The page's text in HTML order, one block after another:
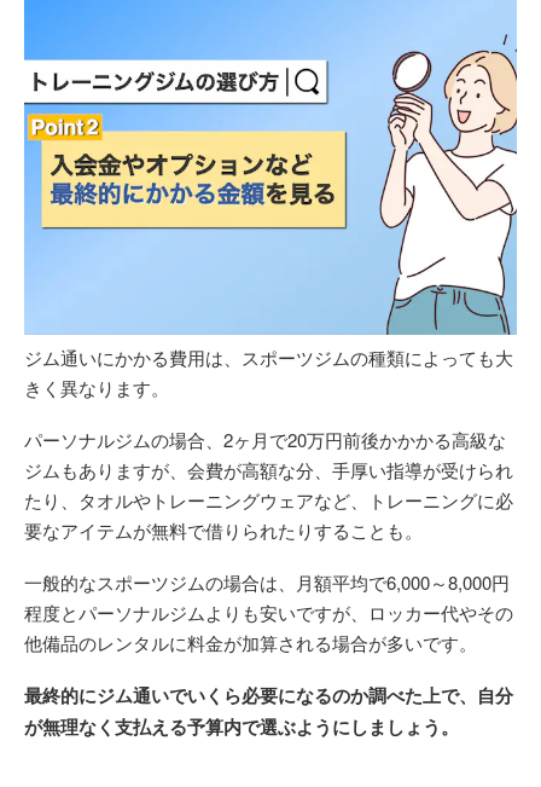
ジム通いにかかる費用は、スポーツジムの種類によっても大
きく異なります。
パーソナルジムの場合、2ヶ月で20万円前後かかかる高級な
ジムもありますが、会費が高額な分、手厚い指導が受けられ
たり、タオルやトレーニングウェアなど、トレーニングに必
要なアイテムが無料で借りられたりすることも。
一般的なスポーツジムの場合は、月額平均で6,000～8,000円
程度とパーソナルジムよりも安いですが、ロッカー代やその
他備品のレンタルに料金が加算される場合が多いです。
最終的にジム通いでいくら必要になるのか調べた上で、自分
が無理なく支払える予算内で選ぶようにしましょう。